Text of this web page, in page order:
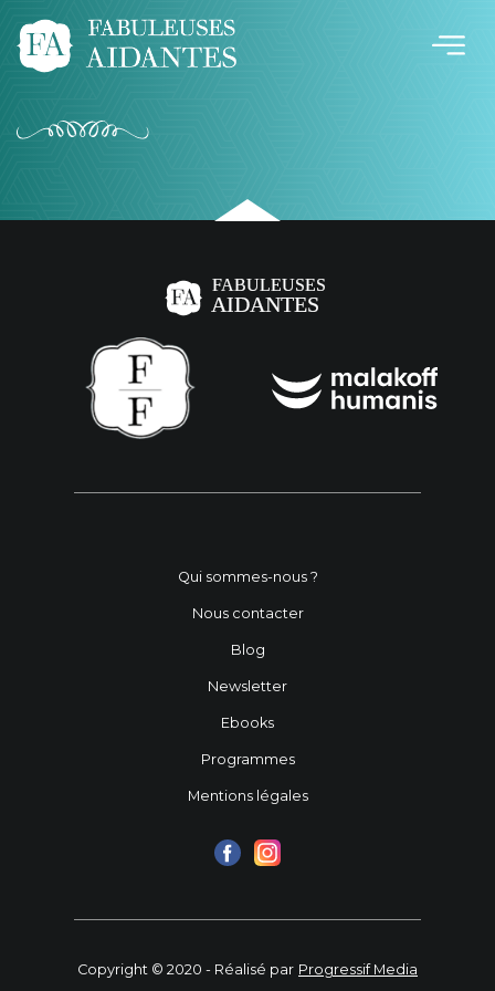
Qui sommes-nous ?
Nous contacter
Blog
Newsletter
Ebooks
Programmes
Mentions légales
Copyright © 2020 - Réalisé par Progressif Media